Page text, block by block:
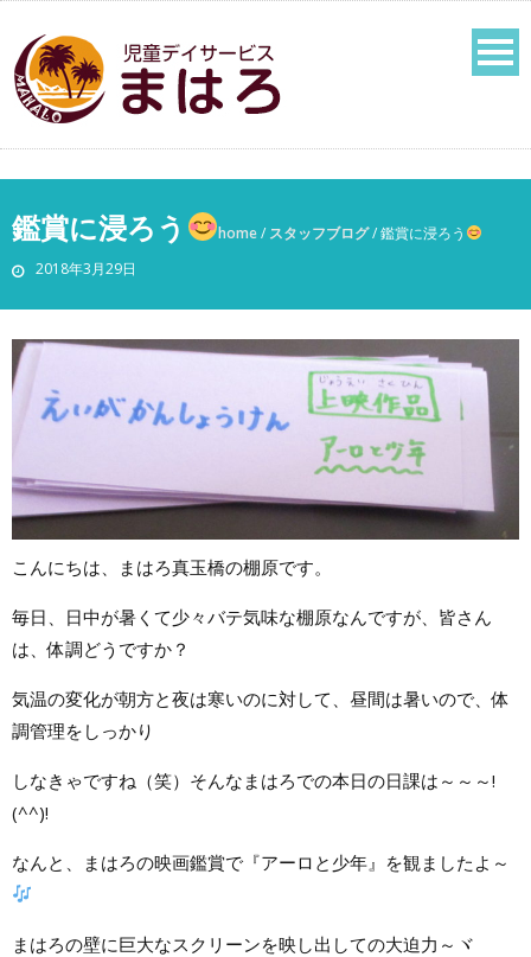
鑑賞に浸ろう
2018年3月29日
home/ スタッフブログ/鑑賞に浸ろう
こんにちは、まはろ真玉橋の棚原です。
毎日、日中が暑くて少々バテ気味な棚原なんですが、皆さん
は、体調どうですか？
気温の変化が朝方と夜は寒いのに対して、昼間は暑いので、体
調管理をしっかり
しなきゃですね（笑）そんなまはろでの本日の日課は～～～!
(^^)!
なんと、まはろの映画鑑賞で『アーロと少年』を観ましたよ～
まはろの壁に巨大なスクリーンを映し出しての大迫力～ヾ